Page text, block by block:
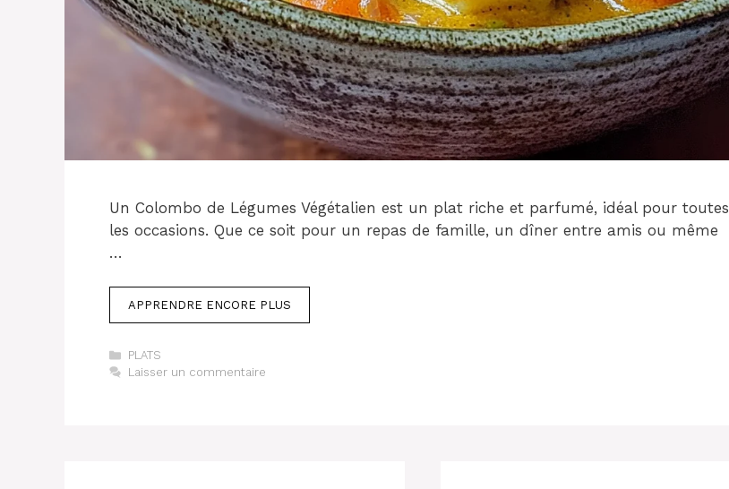
Un Colombo de Légumes Végétalien est un plat riche et parfumé, idéal pour toutes
les occasions. Que ce soit pour un repas de famille, un dîner entre amis ou même
…
APPRENDRE ENCORE PLUS
Catégories
PLATS
Laisser un commentaire